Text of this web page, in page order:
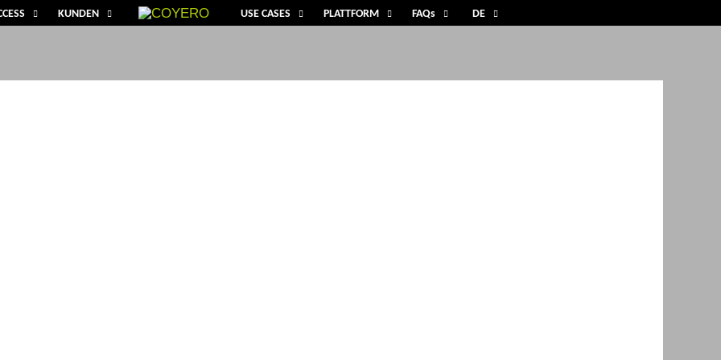
KUNDEN USE CASES PLATTFORM FAQs DE